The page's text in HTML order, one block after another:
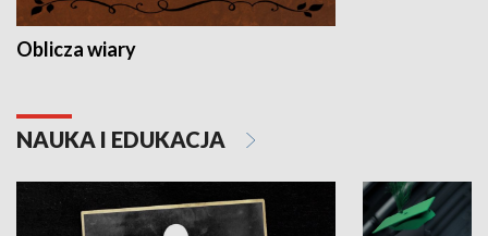
Oblicza wiary
NAUKA I EDUKACJA